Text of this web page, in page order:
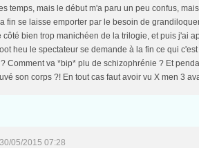
temps, mais le début m'a paru un peu confus,
fin se laisse emporter par le besoin de
côté bien trop manichéen de la trilogie, et puis j'ai
heu le spectateur se demande à la fin ce qui
Comment va *bip* plu de schizophrénie ? Et
son corps ?! En tout cas faut avoir vu X men 3
30/05/2015 07:28